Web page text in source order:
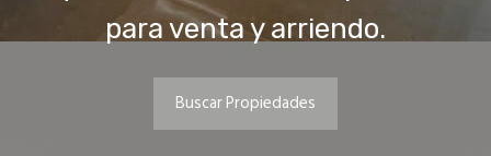
para venta y arriendo.
Buscar Propiedades